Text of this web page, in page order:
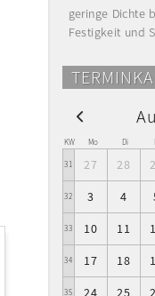
geringe Dichte
Festigkeit und
KW Mo Di
31 27 28
32 3 4
33 10 11
34 17 18
35